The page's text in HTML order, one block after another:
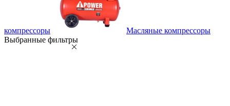
компрессоры
Масляные компрессоры
Выбранные фильтры